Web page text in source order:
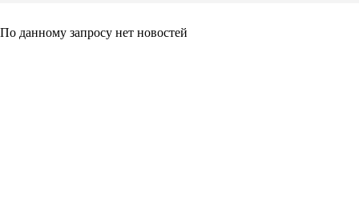
По данному запросу нет новостей